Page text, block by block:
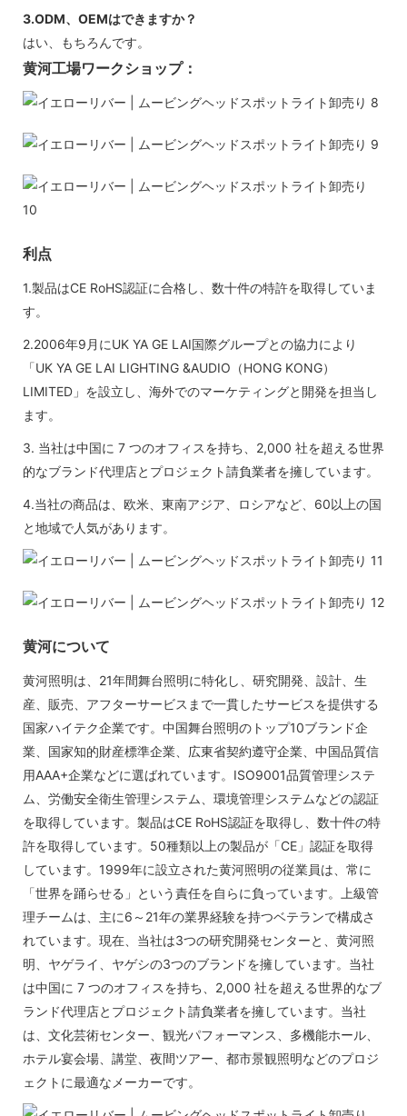
3.ODM、OEMはできますか？
はい、もちろんです。
黄河工場ワークショップ：
利点
1.製品はCE RoHS認証に合格し、数十件の特許を取得していま
す。
2.2006年9月にUK YA GE LAI国際グループとの協力により
「UK YA GE LAI LIGHTING &AUDIO（HONG KONG）
LIMITED」を設立し、海外でのマーケティングと開発を担当し
ます。
3. 当社は中国に 7 つのオフィスを持ち、2,000 社を超える世界
的なブランド代理店とプロジェクト請負業者を擁しています。
4.当社の商品は、欧米、東南アジア、ロシアなど、60以上の国
と地域で人気があります。
黄河について
黄河照明は、21年間舞台照明に特化し、研究開発、設計、生
産、販売、アフターサービスまで一貫したサービスを提供する
国家ハイテク企業です。中国舞台照明のトップ10ブランド企
業、国家知的財産標準企業、広東省契約遵守企業、中国品質信
用AAA+企業などに選ばれています。ISO9001品質管理システ
ム、労働安全衛生管理システム、環境管理システムなどの認証
を取得しています。製品はCE RoHS認証を取得し、数十件の特
許を取得しています。50種類以上の製品が「CE」認証を取得
しています。1999年に設立された黄河照明の従業員は、常に
「世界を踊らせる」という責任を自らに負っています。上級管
理チームは、主に6～21年の業界経験を持つベテランで構成さ
れています。現在、当社は3つの研究開発センターと、黄河照
明、ヤゲライ、ヤゲシの3つのブランドを擁しています。当社
は中国に 7 つのオフィスを持ち、2,000 社を超える世界的なブ
ランド代理店とプロジェクト請負業者を擁しています。当社
は、文化芸術センター、観光パフォーマンス、多機能ホール、
ホテル宴会場、講堂、夜間ツアー、都市景観照明などのプロジ
ェクトに最適なメーカーです。